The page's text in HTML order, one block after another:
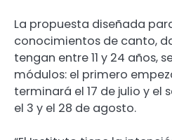
La propuesta diseñada
conocimientos de canto,
tengan entre 11 y 24 años,
módulos: el primero
terminará el 17 de julio y el
el 3 y el 28 de agosto.